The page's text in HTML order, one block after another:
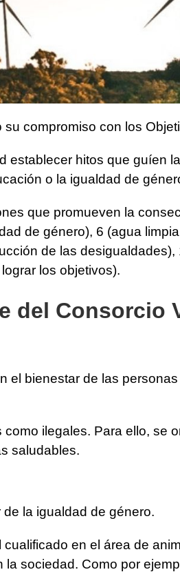
compromiso con los
hitos que guíen
o la igualdad de
que promueven la
de género), 6 (agua
de las
los objetivos).
del Consorcio
el bienestar de las
ilegales. Para ello, se
saludables.
la igualdad de género.
en el área de
sociedad. Como por